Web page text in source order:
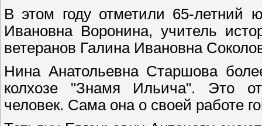
В этом году отметили 65-летний
Ивановна Воронина, учитель
ветеранов Галина Ивановна
Нина Анатольевна Старшова
колхозе "Знамя Ильича". Это
человек. Сама она о своей работе